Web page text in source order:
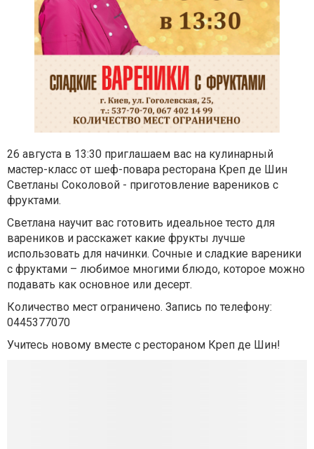
26 августа в 13:30 приглашаем вас на кулинарный
мастер-класс от шеф-повара ресторана Креп де Шин
Светланы Соколовой - приготовление вареников с
фруктами.
Светлана научит вас готовить идеальное тесто для
вареников и расскажет какие фрукты лучше
использовать для начинки. Сочные и сладкие вареники
с фруктами – любимое многими блюдо, которое можно
подавать как основное или десерт.
Количество мест ограничено. Запись по телефону:
0445377070
Учитесь новому вместе с рестораном Креп де Шин!